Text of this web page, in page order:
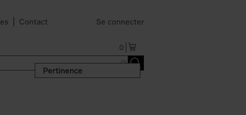
Contact Se connecter
0
Pertinence